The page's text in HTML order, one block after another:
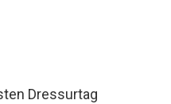
Dressurtag